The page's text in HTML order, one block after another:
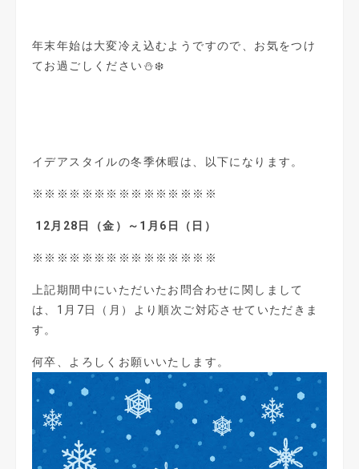
年末年始は大変冷え込むようですので、お気をつけ
てお過ごしください⛄️❄️
イデアスタイルの冬季休暇は、以下になります。
※※※※※※※※※※※※※※※
12月28日（金）～1月6日（日）
※※※※※※※※※※※※※※※
上記期間中にいただいたお問合わせに関しまして
は、1月7日（月）より順次ご対応させていただきま
す。
何卒、よろしくお願いいたします。